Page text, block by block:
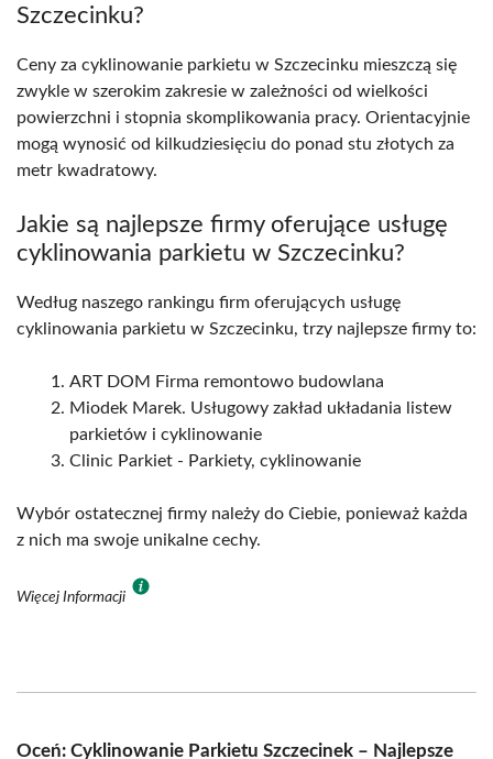
Szczecinku?
Ceny za cyklinowanie parkietu w Szczecinku mieszczą się
zwykle w szerokim zakresie w zależności od wielkości
powierzchni i stopnia skomplikowania pracy. Orientacyjnie
mogą wynosić od kilkudziesięciu do ponad stu złotych za
metr kwadratowy.
Jakie są najlepsze firmy oferujące usługę
cyklinowania parkietu w Szczecinku?
Według naszego rankingu firm oferujących usługę
cyklinowania parkietu w Szczecinku, trzy najlepsze firmy to:
ART DOM Firma remontowo budowlana
Miodek Marek. Usługowy zakład układania listew
parkietów i cyklinowanie
Clinic Parkiet - Parkiety, cyklinowanie
Wybór ostatecznej firmy należy do Ciebie, ponieważ każda
z nich ma swoje unikalne cechy.
Więcej Informacji
Oceń: Cyklinowanie Parkietu Szczecinek – Najlepsze